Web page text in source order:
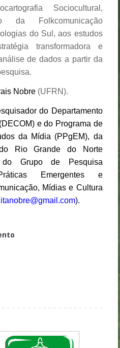
Sociocultural,
Folkcomunicação
do Sul, aos estudos
transformadora e
de dados a partir da
Nobre (UFRN).
do Departamento
e do Programa de
da Mídia (PPgEM), da
Rio Grande do Norte
do Grupo de Pesquisa
Emergentes e
Mídias e Cultura
itanobre@gmail.com).